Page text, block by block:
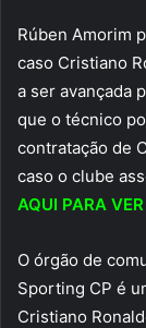
Rúben Amorim
caso Cristiano
a ser avançada
que o técnico
contratação de
caso o clube
AQUI PARA
O órgão de
Sporting CP é
Cristiano